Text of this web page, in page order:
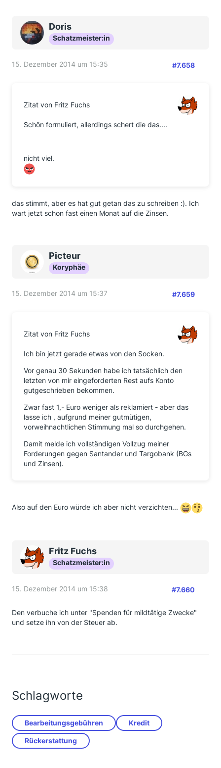
Doris
Schatzmeister:in
15. Dezember 2014 um 15:35 #7.658
Zitat von Fritz Fuchs
Schön formuliert, allerdings schert die das....
nicht viel.
das stimmt, aber es hat gut getan das zu schreiben :). Ich
wart jetzt schon fast einen Monat auf die Zinsen.
Picteur
Koryphäe
15. Dezember 2014 um 15:37 #7.659
Zitat von Fritz Fuchs
Ich bin jetzt gerade etwas von den Socken.
Vor genau 30 Sekunden habe ich tatsächlich den
letzten von mir eingeforderten Rest aufs Konto
gutgeschrieben bekommen.
Zwar fast 1,- Euro weniger als reklamiert - aber das
lasse ich , aufgrund meiner gutmütigen,
vorweihnachtlichen Stimmung mal so durchgehen.
Damit melde ich vollständigen Vollzug meiner
Forderungen gegen Santander und Targobank (BGs
und Zinsen).
Also auf den Euro würde ich aber nicht verzichten...
Fritz Fuchs
Schatzmeister:in
15. Dezember 2014 um 15:38 #7.660
Den verbuche ich unter "Spenden für mildtätige Zwecke"
und setze ihn von der Steuer ab.
Schlagworte
Bearbeitungsgebühren Kredit
Rückerstattung